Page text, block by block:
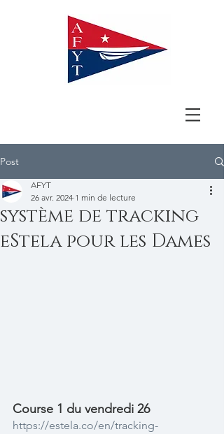
Post
système de tracking
eStela pour les Dames
AFYT
26 avr. 2024 1 min de lecture
Course 1 du vendredi 26
https://estela.co/en/tracking-